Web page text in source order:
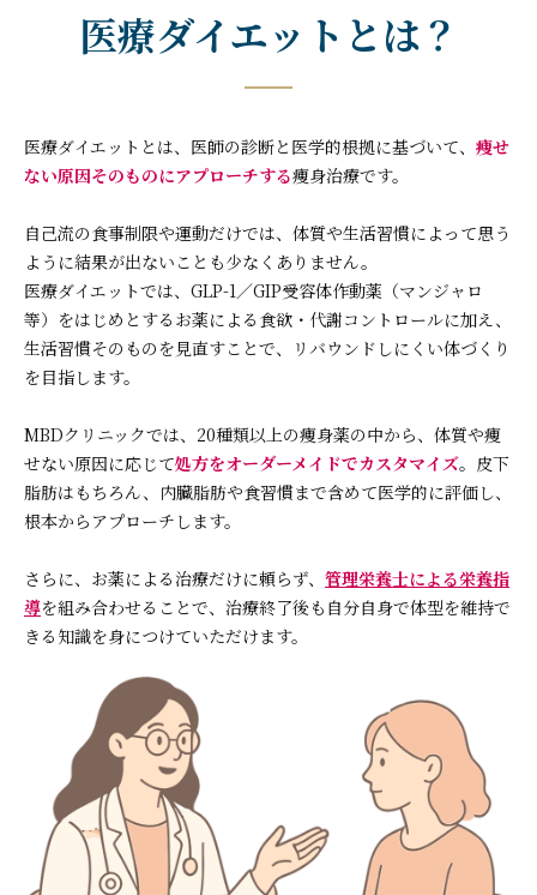
医療ダイエットとは？
医療ダイエットとは、医師の診断と医学的根拠に基づいて、 痩せ
ない原因そのものにアプローチする痩身治療です。
自己流の食事制限や運動だけでは、体質や生活習慣によって思う
ように結果が出ないことも少なくありません。
医療ダイエットでは、GLP-1／GIP受容体作動薬（マンジャロ
等）をはじめとするお薬による食欲・代謝コントロールに加え、
生活習慣そのものを見直すことで、リバウンドしにくい体づくり
を目指します。
MBDクリニックでは、20種類以上の痩身薬の中から、体質や痩
せない原因に応じて処方をオーダーメイドでカスタマイズ。皮下
脂肪はもちろん、内臓脂肪や食習慣まで含めて医学的に評価し、
根本からアプローチします。
さらに、お薬による治療だけに頼らず、 管理栄養士による栄養指
導を組み合わせることで、治療終了後も自分自身で体型を維持で
きる知識を身につけていただけます。